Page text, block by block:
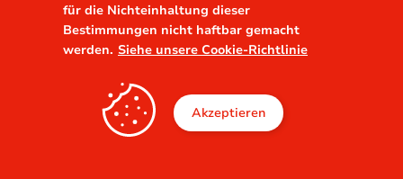
für die Nichteinhaltung dieser
Bestimmungen nicht haftbar gemacht
werden. Siehe unsere Cookie-Richtlinie
Akzeptieren